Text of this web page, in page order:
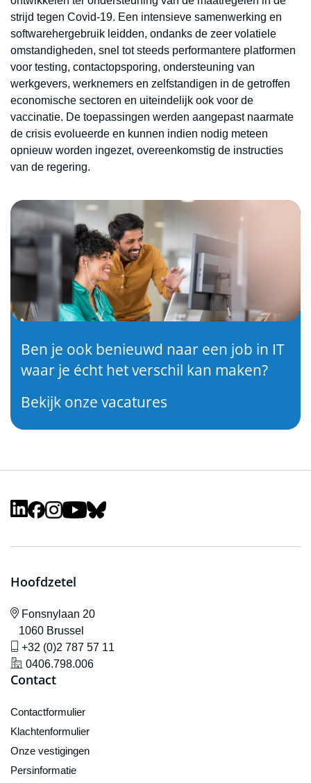
strijd tegen Covid-19. Een intensieve samenwerking en
softwarehergebruik leidden, ondanks de zeer volatiele
omstandigheden, snel tot steeds performantere platformen
voor testing, contactopsporing, ondersteuning van
werkgevers, werknemers en zelfstandigen in de getroffen
economische sectoren en uiteindelijk ook voor de
vaccinatie. De toepassingen werden aangepast naarmate
de crisis evolueerde en kunnen indien nodig meteen
opnieuw worden ingezet, overeenkomstig de instructies
van de regering.
Ben je ook benieuwd naar een job in IT
waar je écht het verschil kan maken?
Bekijk onze vacatures
Hoofdzetel
icône de localisation
Fonsnylaan 20
1060 Brussel
icône de gsm
+32 (0)2 787 57 11
icône de localisation
0406.798.006
Contact
Contactformulier
Klachtenformulier
Onze vestigingen
Persinformatie